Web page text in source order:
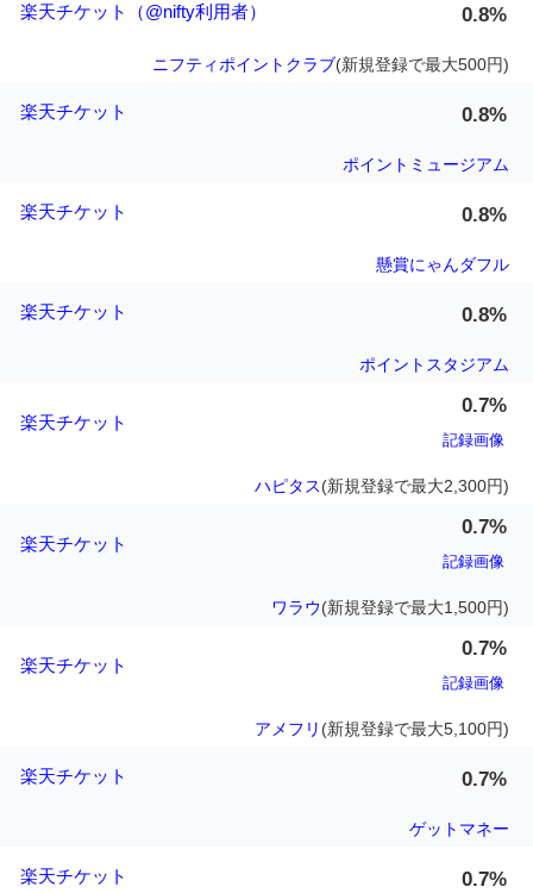
楽天チケット（@nifty利用者） 0.8%
ニフティポイントクラブ(新規登録で最大500円)
楽天チケット 0.8%
ポイントミュージアム
楽天チケット 0.8%
懸賞にゃんダフル
楽天チケット 0.8%
ポイントスタジアム
楽天チケット
0.7%
記録画像
ハピタス(新規登録で最大2,300円)
楽天チケット
0.7%
記録画像
ワラウ(新規登録で最大1,500円)
楽天チケット
0.7%
記録画像
アメフリ (新規登録で最大5,100円)
楽天チケット 0.7%
ゲットマネー
楽天チケット 0.7%